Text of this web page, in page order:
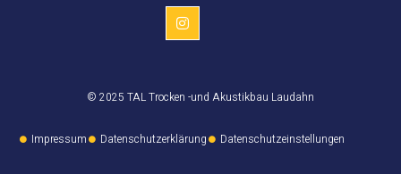
© 2025 TAL Trocken -und Akustikbau Laudahn
Impressum Datenschutzerklärung Datenschutzeinstellungen